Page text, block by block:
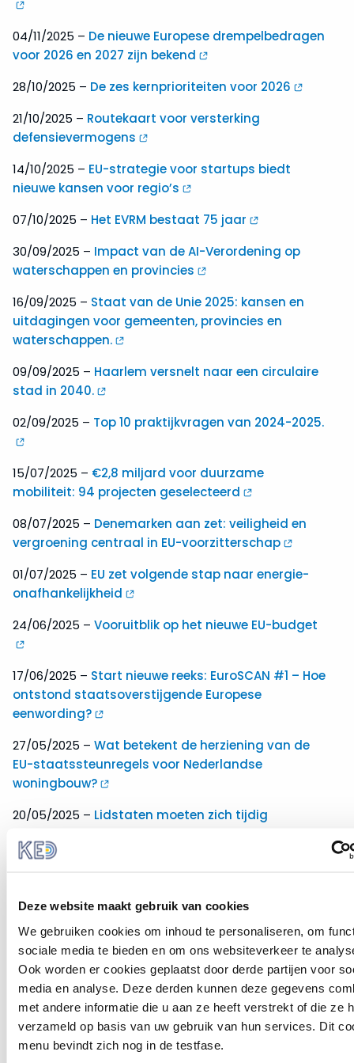
Deze website maakt gebruik van cookies
We gebruiken cookies om inhoud te personaliseren, om
sociale media te bieden en om ons websiteverkeer te
Ook worden er cookies geplaatst door derde partijen voor
media en analyse. Deze derden kunnen deze gegevens
met andere informatie die u aan ze heeft verstrekt of die ze
verzameld op basis van uw gebruik van hun services. Dit
menu bevindt zich nog in de testfase.
04/11/2025 – De nieuwe Europese drempelbedragen
voor 2026 en 2027 zijn bekend
28/10/2025 – De zes kernprioriteiten voor 2026
21/10/2025 – Routekaart voor versterking
defensievermogens
14/10/2025 – EU-strategie voor startups biedt
nieuwe kansen voor regio’s
07/10/2025 – Het EVRM bestaat 75 jaar
30/09/2025 – Impact van de AI-Verordening op
waterschappen en provincies
16/09/2025 – Staat van de Unie 2025: kansen en
uitdagingen voor gemeenten, provincies en
waterschappen.
09/09/2025 – Haarlem versnelt naar een circulaire
stad in 2040.
02/09/2025 – Top 10 praktijkvragen van 2024-2025.
15/07/2025 – €2,8 miljard voor duurzame
mobiliteit: 94 projecten geselecteerd
08/07/2025 – Denemarken aan zet: veiligheid en
vergroening centraal in EU-voorzitterschap
01/07/2025 – EU zet volgende stap naar energie-
onafhankelijkheid
24/06/2025 – Vooruitblik op het nieuwe EU-budget
17/06/2025 – Start nieuwe reeks: EuroSCAN #1 – Hoe
ontstond staatsoverstijgende Europese
eenwording?
27/05/2025 – Wat betekent de herziening van de
EU-staatssteunregels voor Nederlandse
woningbouw?
20/05/2025 – Lidstaten moeten zich tijdig
migratie
29/04/2025 – Uitspraken Raad van State over
bescherming derdelanders
15/04/2025 –Cohesiebeleid krijgt update voor
actuele Europese uitdagingen
08/04/2025 –
Slimme meters, grote besparingen:
interview over het winnende project ‘Mind the